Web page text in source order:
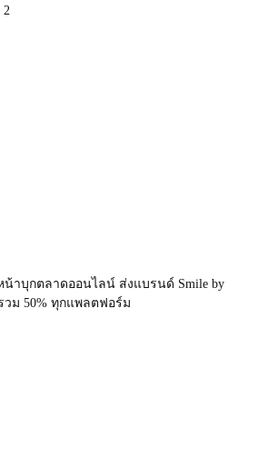
2
น้าบุกตลาดออนไลน์ ส่งแบรนด์ Smile by
วม 50% ทุกแพลตฟอร์ม